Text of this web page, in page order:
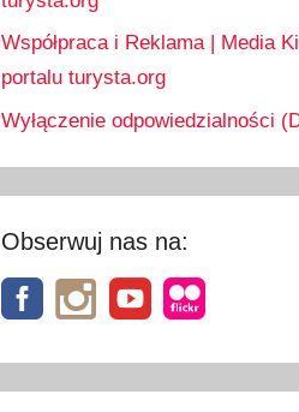
Współpraca i Reklama | Media
portalu turysta.org
Wyłączenie odpowiedzialności
Obserwuj nas na: